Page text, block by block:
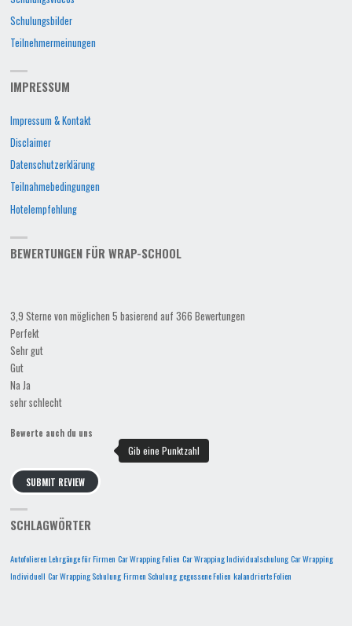
Schulungsbilder
Teilnehmermeinungen
IMPRESSUM
Impressum & Kontakt
Disclaimer
Datenschutzerklärung
Teilnahmebedingungen
Hotelempfehlung
BEWERTUNGEN FÜR WRAP-SCHOOL
3,9 Sterne von möglichen 5 basierend auf 366 Bewertungen
Perfekt
Sehr gut
Gut
Na Ja
sehr schlecht
Bewerte auch du uns
SUBMIT REVIEW
SCHLAGWÖRTER
Autofolieren Lehrgänge für Firmen Car Wrapping Folien Car Wrapping Individualschulung Car Wrapping
Individuell Car Wrapping Schulung Firmen Schulung gegossene Folien kalandrierte Folien